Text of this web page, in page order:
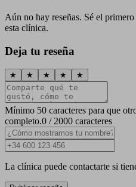
Aún no hay reseñas. Sé el
esta clínica.
Deja tu reseña
★ ★ ★ ★ ★
Mínimo 50 caracteres para que
completo.0 / 2000 caracteres
La clínica puede contactarte si